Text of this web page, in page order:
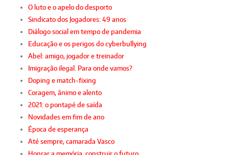
O luto e o apelo do desporto
Sindicato dos Jogadores: 49 anos
Diálogo social em tempo de pandemia
Educação e os perigos do cyberbullying
Abel: amigo, jogador e treinador
Imigração ilegal. Para onde vamos?
Doping e match-fixing
Coragem, ânimo e alento
2021: o pontapé de saída
Novidades em fim de ano
Época de esperança
Até sempre, camarada Vasco